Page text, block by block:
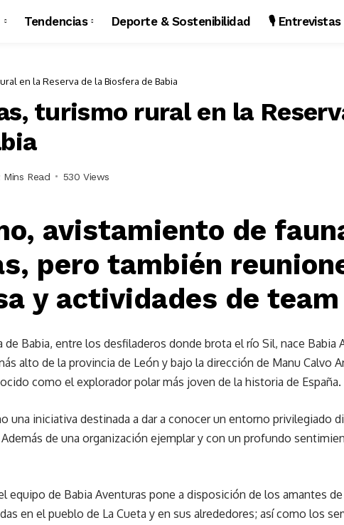
Tendencias Deporte & Sostenibilidad 🎙️ Entrevistas
en la Reserva de la Biosfera de Babia
turismo rural en la
Mins Read 530 Views
avistamiento de
pero también
y actividades de
de Babia, entre los desfiladeros donde brota el río Sil, nace Babia
alto de la provincia de León y bajo la dirección de Manu Calvo
como el explorador polar más joven de la historia de España.
una iniciativa destinada a dar a conocer un entorno privilegiado
de una organización ejemplar y con un profundo
equipo de Babia Aventuras pone a disposición de los amantes
en el pueblo de La Cueta y en sus alrededores; así como los